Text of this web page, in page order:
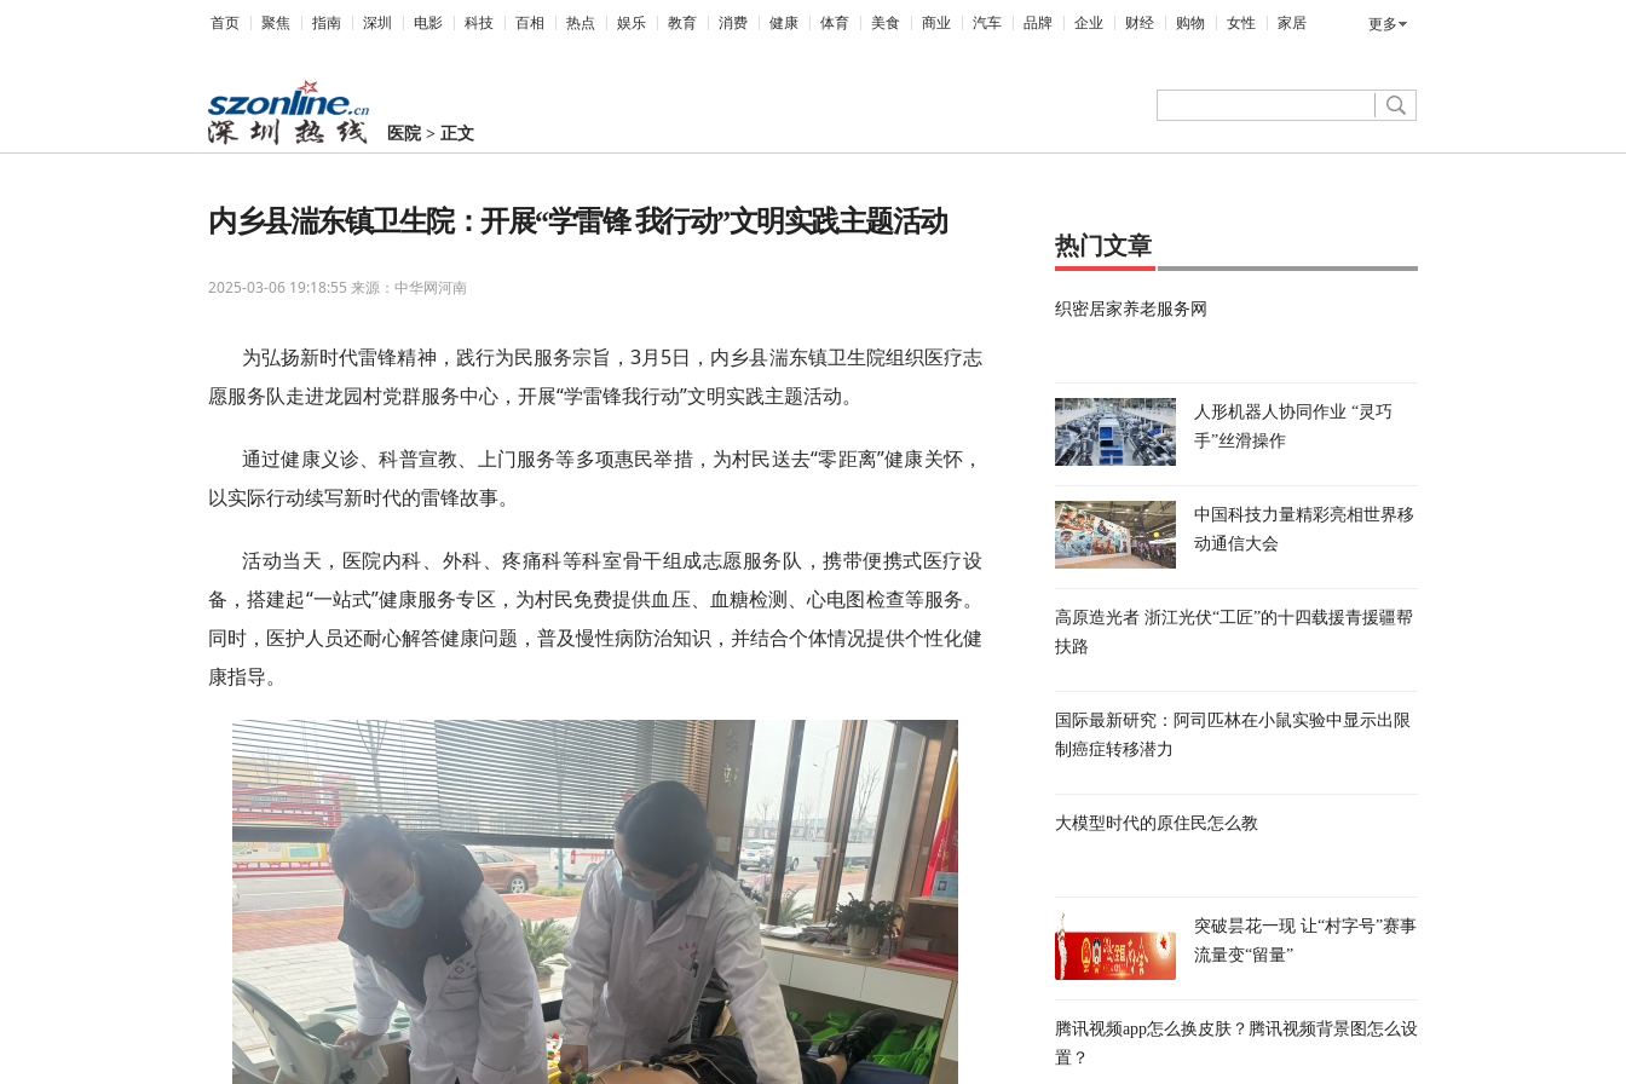
首页 聚焦 指南 深圳 电影 科技 百相 热点 娱乐 教育 消费 健康 体育 美食 商业 汽车 品牌 企业 财经 购物 女性 家居 更多
医院 >正文
内乡县湍东镇卫生院：开展“学雷锋 我行动”文明实践主题活动
2025-03-06 19:18:55 来源：中华网河南
为弘扬新时代雷锋精神 ，践行为民服务宗旨，3月5日，内乡县湍东镇卫生院组织医疗志
愿服务队走进龙园村党群服务中心，开展“学雷锋我行动”文明实践主题活动。
通过健康义诊、科普宣教、上门服务等多项惠民举措，为村民送去“零距离”健康关怀，
以实际行动续写新时代的雷锋故事。
活动当天，医院内科、外科、疼痛科等科室骨干组成志愿服务队，携带便携式医疗设
备，搭建起“一站式”健康服务专区，为村民免费提供血压、血糖检测、心电图检查等服务。
同时，医护人员还耐心解答健康问题，普及慢性病防治知识，并结合个体情况提供个性化健
康指导。
热门文章
织密居家养老服务网
人形机器人协同作业 “灵巧
手”丝滑操作
中国科技力量精彩亮相世界移
动通信大会
高原造光者 浙江光伏“工匠”的十四载援青援疆帮
扶路
国际最新研究：阿司匹林在小鼠实验中显示出限
制癌症转移潜力
大模型时代的原住民怎么教
突破昙花一现 让“村字号”赛事
流量变“留量”
腾讯视频app怎么换皮肤？腾讯视频背景图怎么设
置？